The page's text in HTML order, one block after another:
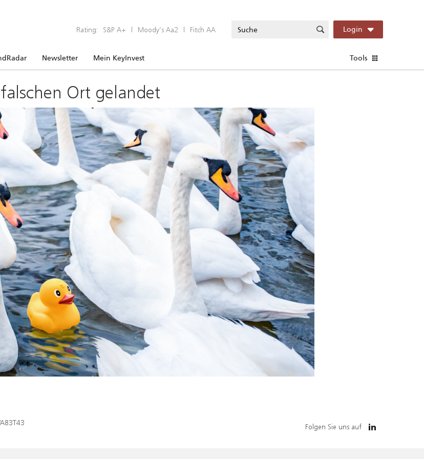
Rating: S&P A+ | Moody’s Aa2 | Fitch AA Login
Newsletter Mein KeyInvest Tools
Ort gelandet
Folgen Sie uns auf